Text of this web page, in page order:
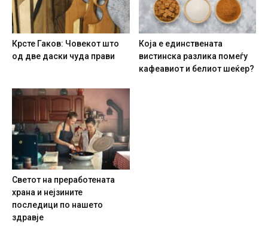
Крсте Гаков: Човекот што
од две даски чуда прави
Која е единствената
вистинска разлика помеѓу
кафеавиот и белиот шеќер?
Светот на преработената
храна и нејзините
последици по нашето
здравје